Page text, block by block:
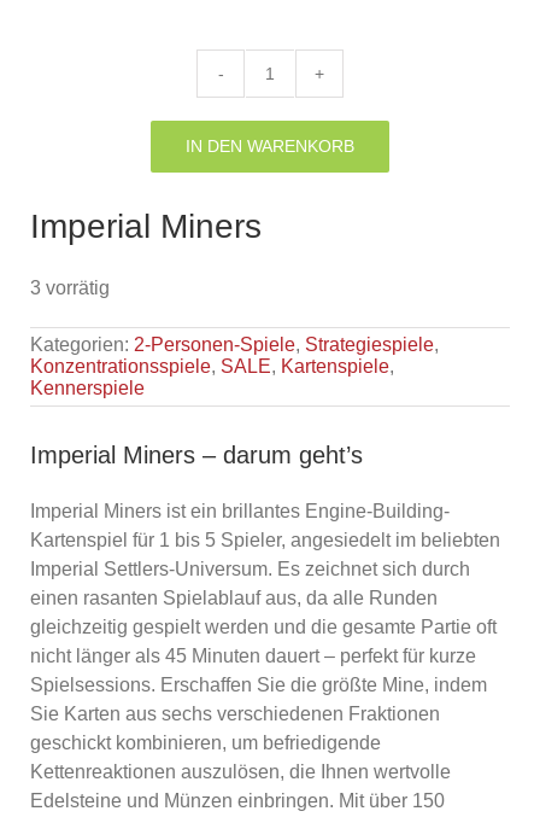
34,99 €
19,99 €.
Imperial
Menge
IN DEN WARENKORB
Imperial Miners
3 vorrätig
Kategorien: 2-Personen-Spiele, Strategiespiele,
Konzentrationsspiele, SALE, Kartenspiele,
Kennerspiele
Imperial Miners – darum geht’s
Imperial Miners ist ein brillantes Engine-Building-
Kartenspiel für 1 bis 5 Spieler, angesiedelt im beliebten
Imperial Settlers-Universum. Es zeichnet sich durch
einen rasanten Spielablauf aus, da alle Runden
gleichzeitig gespielt werden und die gesamte Partie oft
nicht länger als 45 Minuten dauert – perfekt für kurze
Spielsessions. Erschaffen Sie die größte Mine, indem
Sie Karten aus sechs verschiedenen Fraktionen
geschickt kombinieren, um befriedigende
Kettenreaktionen auszulösen, die Ihnen wertvolle
Edelsteine und Münzen einbringen. Mit über 150